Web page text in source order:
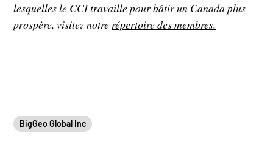
lesquelles le CCI travaille pour bâtir un Canada plus
prospère, visitez notre répertoire des membres.
BigGeo Global Inc